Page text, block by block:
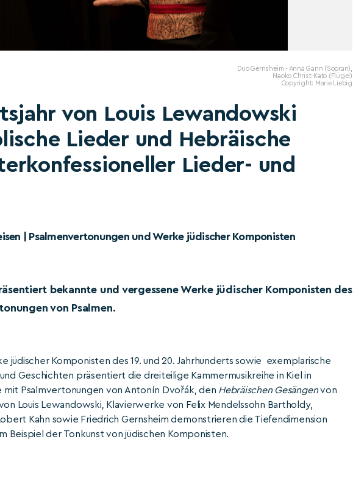
Duo Gernsheim - Anna Gann (Sopran),
Naoko Christ-Kato (Flügel)
Copyright: Marie Liebig
von Louis Lewandowski
Lieder und Hebräische
Lieder- und
| Psalmenvertonungen und Werke jüdischer Komponisten
bekannte und vergessene Werke jüdischer Komponisten des
von Psalmen.
jüdischer Komponisten des 19. und 20. Jahrhunderts sowie exemplarische
Geschichten präsentiert die dreiteilige Kammermusikreihe in Kiel in
Psalmvertonungen von Antonín Dvořák, den Hebräischen Gesängenvon
Louis Lewandowski, Klavierwerke von Felix Mendelssohn Bartholdy,
Kahn sowie Friedrich Gernsheim demonstrieren die Tiefendimension
Beispiel der Tonkunst von jüdischen Komponisten.